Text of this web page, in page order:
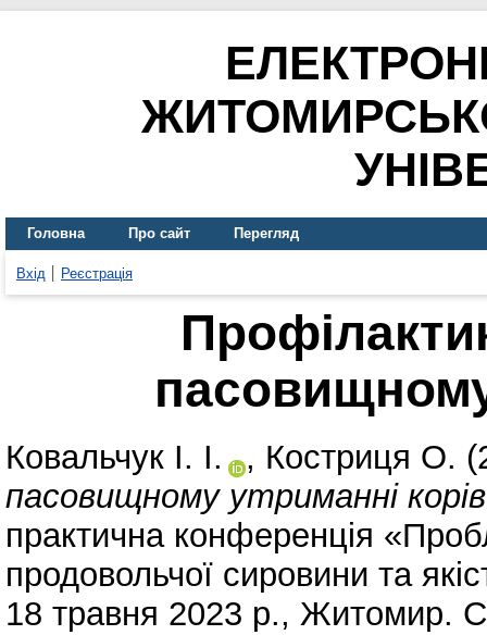
Головна Про сайт Перегляд
Вхід Реєстрація
Ковальчук І. І. , Костриця О.
пасовищному утриманні
практична конференція
продовольчої сировини та
18 травня 2023 р., Житомир.